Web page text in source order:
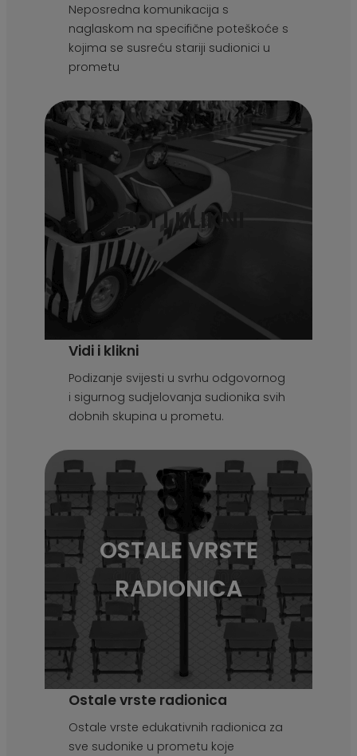
Neposredna komunikacija s
naglaskom na specifične poteškoće s
kojima se susreću stariji sudionici u
prometu
VIDI I KLIKNI
Vidi i klikni
Podizanje svijesti u svrhu odgovornog
i sigurnog sudjelovanja sudionika svih
dobnih skupina u prometu.
OSTALE VRSTE
RADIONICA
Ostale vrste radionica
Ostale vrste edukativnih radionica za
sve sudonike u prometu koje